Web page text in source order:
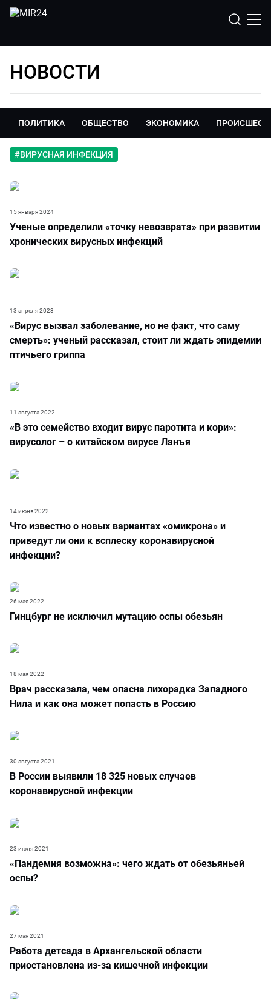
НОВОСТИ
ПОЛИТИКА ОБЩЕСТВО ЭКОНОМИКА
#ВИРУСНАЯ ИНФЕКЦИЯ
Ученые определили «точку невозврата» при развитии
хронических вирусных инфекций
15 января 2024
«Вирус вызвал заболевание, но не факт, что саму
смерть»: ученый рассказал, стоит ли ждать эпидемии
птичьего гриппа
13 апреля 2023
«В это семейство входит вирус паротита и кори»:
вирусолог – о китайском вирусе Ланъя
11 августа 2022
Что известно о новых вариантах «омикрона» и
приведут ли они к всплеску коронавирусной
инфекции?
14 июня 2022
Гинцбург не исключил мутацию оспы обезьян
26 мая 2022
Врач рассказала, чем опасна лихорадка Западного
Нила и как она может попасть в Россию
18 мая 2022
В России выявили 18 325 новых случаев
коронавирусной инфекции
30 августа 2021
«Пандемия возможна»: чего ждать от обезьяньей
оспы?
23 июля 2021
Работа детсада в Архангельской области
приостановлена из-за кишечной инфекции
27 мая 2021